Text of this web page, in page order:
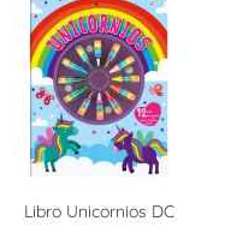
Libro Unicornios DC